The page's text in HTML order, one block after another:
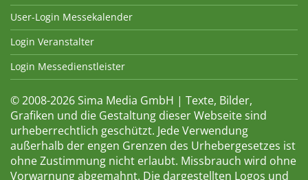
User-Login Messekalender
Login Veranstalter
Login Messedienstleister
© 2008-2026 Sima Media GmbH | Texte, Bilder,
Grafiken und die Gestaltung dieser Webseite sind
urheberrechtlich geschützt. Jede Verwendung
außerhalb der engen Grenzen des Urhebergesetzes ist
ohne Zustimmung nicht erlaubt. Missbrauch wird ohne
Vorwarnung abgemahnt. Die dargestellten Logos und